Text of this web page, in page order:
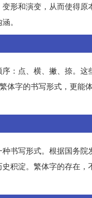
形和演变，从而使得
。
：点、横、撇、捺。
体字的书写形式，更
书写形式。根据国务
积淀。繁体字的存在